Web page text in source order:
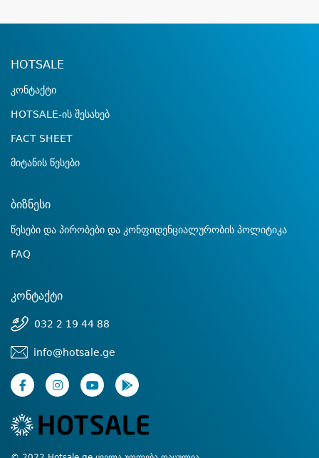
HOTSALE
კონტაქტი
HOTSALE-ის შესახებ
FACT SHEET
მიტანის წესები
ბიზნესი
წესები და პირობები და კონფიდენციალურობის პოლიტიკა
FAQ
კონტაქტი
032 2 19 44 88
info@hotsale.ge